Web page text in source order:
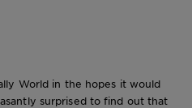
World in the hopes it would
surprised to find out that